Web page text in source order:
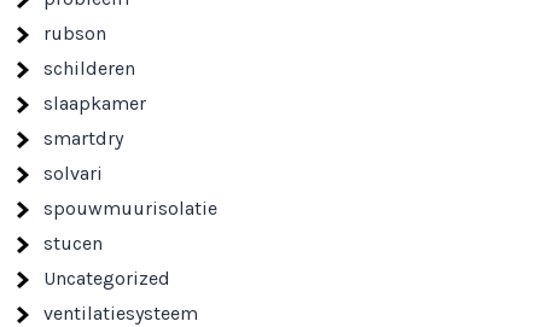
rubson
schilderen
slaapkamer
smartdry
solvari
spouwmuurisolatie
stucen
Uncategorized
ventilatiesysteem